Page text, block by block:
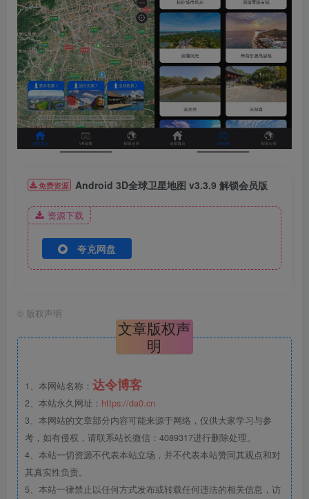
免费资源 Android 3D全球卫星地图 v3.3.9 解锁会员版
资源下载
夸克网盘
© 版权声明
文章版权声
明
1、本网站名称： 达令博客
2、本站永久网址： https://da0.cn
3、本网站的文章部分内容可能来源于网络，仅供大家学习与参
考，如有侵权，请联系站长微信：4089317进行删除处理。
4、本站一切资源不代表本站立场，并不代表本站赞同其观点和对
其真实性负责。
5、本站一律禁止以任何方式发布或转载任何违法的相关信息，访